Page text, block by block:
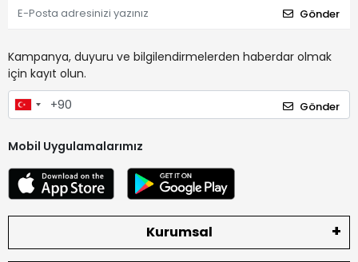
Gönder
Kampanya, duyuru ve bilgilendirmelerden haberdar olmak
için kayıt olun.
Gönder
Mobil Uygulamalarımız
Kurumsal